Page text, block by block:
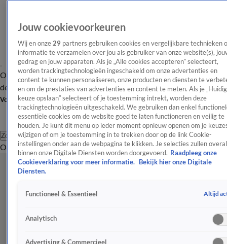
OverzichtAfleveringen Entertainment TV Algemeen
Tip
de redactieNieuwsbrief
Volg Shownieuws
Zoeken
OverzichtEntertainmentSpraakmakendRealityCrimeVideo's
Jouw cookievoorkeuren
Wij en onze 29 partners gebruiken cookies en vergelijkbare technieken
informatie te verzamelen over jou als gebruiker van onze website(s),
gedrag en jouw apparaten. Als je „Alle cookies accepteren” selecteert,
worden trackingtechnologieën ingeschakeld om onze advertenties en
content te kunnen personaliseren, onze producten en diensten te
en om de prestaties van advertenties en content te meten. Als je
keuze opslaan” selecteert of je toestemming intrekt, worden deze
trackingtechnologieën uitgeschakeld. We gebruiken dan enkel
essentiële cookies om de website goed te laten functioneren en veilig te
houden. Je kunt dit menu op ieder moment opnieuw openen om je
wijzigen of om je toestemming in te trekken door op de link Cookie-
instellingen onder aan de webpagina te klikken. Je selecties zullen overal
binnen onze Digitale Diensten worden doorgevoerd. Raadpleeg onze
Cookieverklaring voor meer informatie.
Bekijk hier onze Digitale
Diensten.
Functioneel & Essentieel Altijd
Analytisch
Advertising & Commercieel